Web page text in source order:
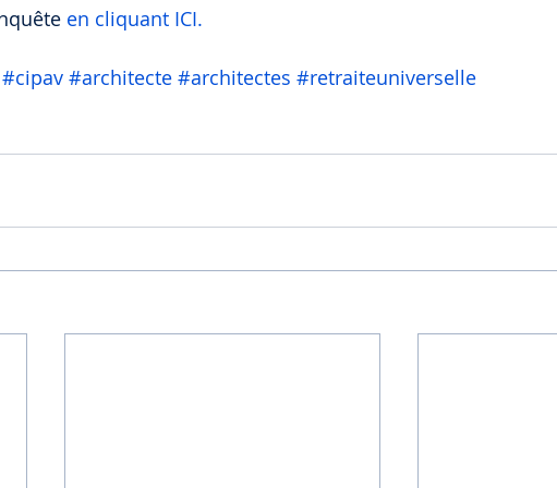
en cliquant ICI.
#cipav #architecte #architectes #retraiteuniverselle